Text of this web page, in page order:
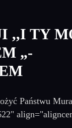
,,I TY
„-
Państwu